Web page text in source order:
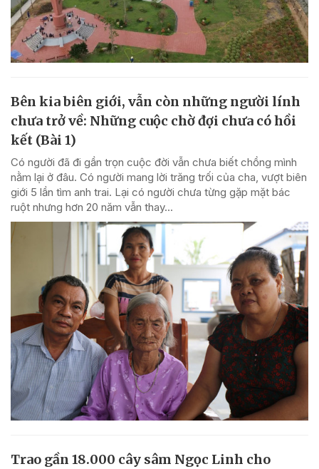
Bên kia biên giới, vẫn còn những người lính
chưa trở về: Những cuộc chờ đợi chưa có hồi
kết (Bài 1)
Có người đã đi gần trọn cuộc đời vẫn chưa biết chồng mình
nằm lại ở đâu. Có người mang lời trăng trối của cha, vượt biên
giới 5 lần tìm anh trai. Lại có người chưa từng gặp mặt bác
ruột nhưng hơn 20 năm vẫn thay...
Trao gần 18.000 cây sâm Ngọc Linh cho